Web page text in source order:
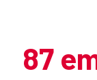
87